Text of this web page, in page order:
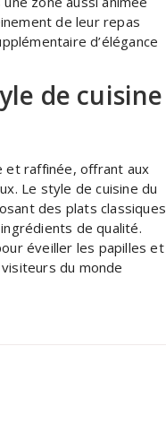
de leur repas
d’élégance
de cuisine
et raffinée, offrant aux
Le style de cuisine du
des plats classiques
de qualité.
éveiller les papilles et
du monde